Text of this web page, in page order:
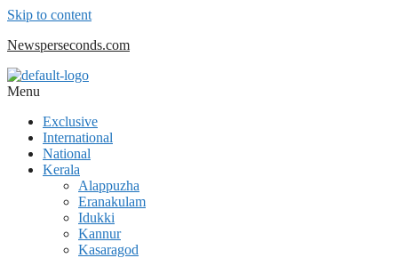
Skip to content
Newsperseconds.com
Menu
Exclusive
International
National
Kerala
Alappuzha
Eranakulam
Idukki
Kannur
Kasaragod